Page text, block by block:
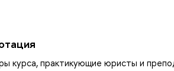
курса, практикующие юристы и